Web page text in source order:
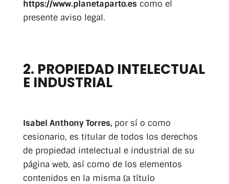
https://www.planetaparto.es como el
presente aviso legal.
2. PROPIEDAD INTELECTUAL
E INDUSTRIAL
Isabel Anthony Torres, por sí o como
cesionario, es titular de todos los derechos
de propiedad intelectual e industrial de su
página web, así como de los elementos
contenidos en la misma (a título